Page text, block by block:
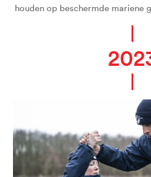
houden op beschermde mariene